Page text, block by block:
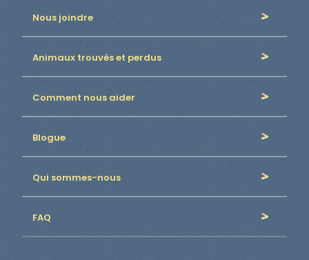
Nous joindre
Animaux trouvés et perdus
Comment nous aider
Blogue
Qui sommes-nous
FAQ